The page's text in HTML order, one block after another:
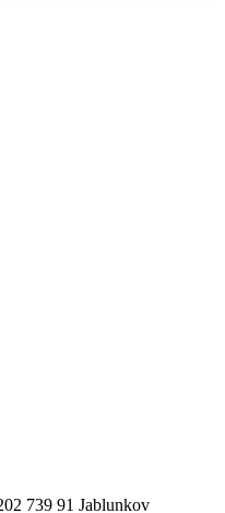
739 91 Jablunkov